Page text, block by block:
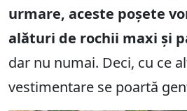
urmare, aceste poșete
alături de rochii maxi și
dar nu numai. Deci, cu ce
vestimentare se poartă